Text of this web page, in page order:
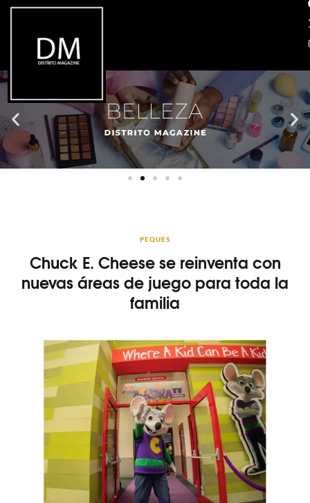
PEQUES
Chuck E. Cheese se reinventa con
nuevas áreas de juego para toda la
familia